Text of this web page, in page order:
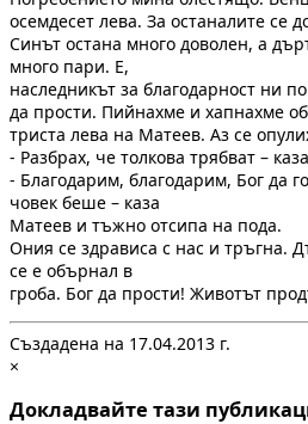
осемдесет лева. За останалите се
Синът остана много доволен, а
много пари. Е,
наследникът за благодарност ни
да прости. Пийнахме и хапнахме
триста лева на Матеев. Аз се
- Разбрах, че толкова трябват –
- Благодарим, благодарим, Бог да
човек беше – каза
Матеев и тъжно отсипа на пода.
Ония се здрависа с нас и тръгна.
се е обърнал в
гроба. Бог да прости! Животът
Създадена на 17.04.2013 г.
×
Докладвайте тази